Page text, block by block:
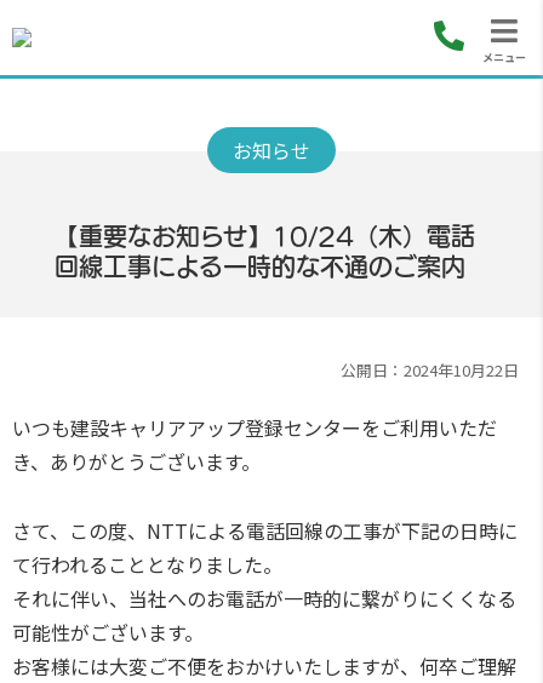
メニュー
【重要なお知らせ】10/24（木）電話
回線工事による一時的な不通のご案内
公開日：2024年10月22日
いつも建設キャリアアップ登録センターをご利用いただ
き、ありがとうございます。
さて、この度、NTTによる電話回線の工事が下記の日時に
て行われることとなりました。
それに伴い、当社へのお電話が一時的に繋がりにくくなる
可能性がございます。
お客様には大変ご不便をおかけいたしますが、何卒ご理解